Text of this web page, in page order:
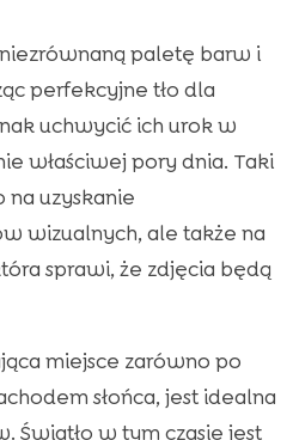
paletę barw i
perfekcyjne tło dla
uchwycić ich urok w
właściwej pory dnia. Taki
uzyskanie
wizualnych, ale także na
sprawi, że zdjęcia będą
miejsce zarówno po
słońca, jest idealna
Światło w tym czasie jest